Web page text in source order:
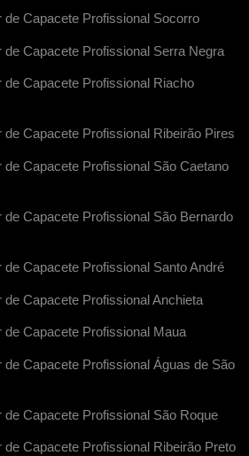
de Capacete Profissional Socorro
de Capacete Profissional Serra Negra
de Capacete Profissional Riacho
de Capacete Profissional Ribeirão Pires
de Capacete Profissional São Caetano
de Capacete Profissional São Bernardo
de Capacete Profissional Santo André
de Capacete Profissional Anchieta
de Capacete Profissional Maua
de Capacete Profissional Águas de São
de Capacete Profissional São Roque
de Capacete Profissional Ribeirão Preto